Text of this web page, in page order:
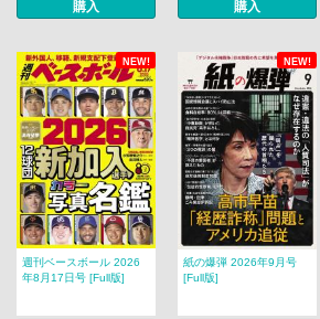
購入 購入
NEW! NEW!
週刊ベースボール 2026
年8月17日号 [Full版]
紙の爆弾 2026年9月号
[Full版]